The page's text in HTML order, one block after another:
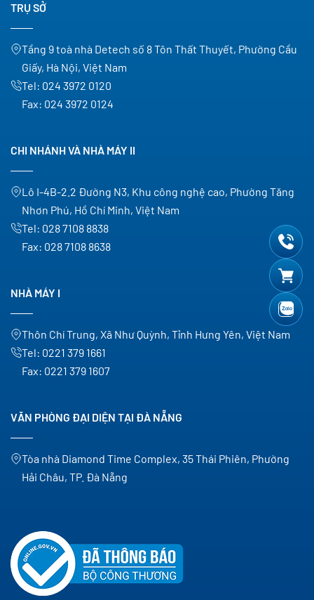
TRỤ SỞ
Tầng 9 toà nhà Detech số 8 Tôn Thất Thuyết, Phường Cầu
Giấy, Hà Nội, Việt Nam
Tel: 024 3972 0120
Fax: 024 3972 0124
CHI NHÁNH VÀ NHÀ MÁY II
Lô I-4B-2.2 Đường N3, Khu công nghệ cao, Phường Tăng
Nhơn Phú, Hồ Chí Minh, Việt Nam
Tel: 028 7108 8838
Fax: 028 7108 8638
NHÀ MÁY I
Thôn Chí Trung, Xã Như Quỳnh, Tỉnh Hưng Yên, Việt Nam
Tel: 0221 379 1661
Fax: 0221 379 1607
VĂN PHÒNG ĐẠI DIỆN TẠI ĐÀ NẴNG
Tòa nhà Diamond Time Complex, 35 Thái Phiên, Phường
Hải Châu, TP. Đà Nẵng